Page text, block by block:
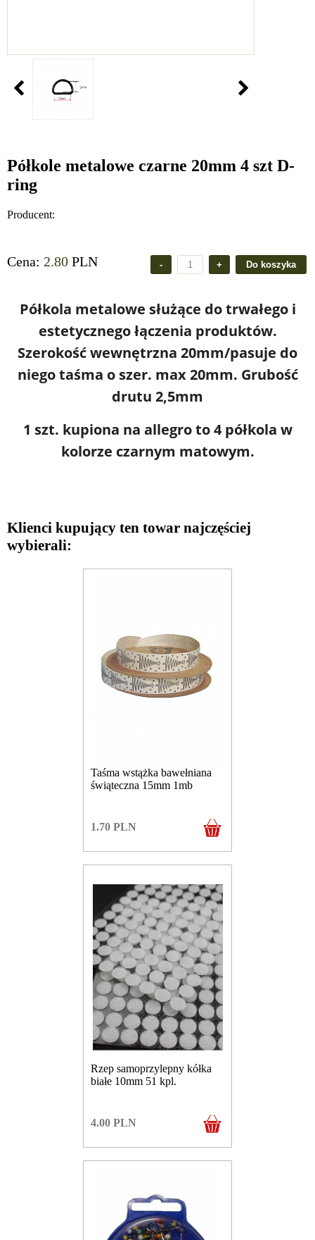
Półkole metalowe czarne 20mm 4 szt D-
ring
Producent:
Cena: 2.80 PLN
Półkola metalowe służące do trwałego i
estetycznego łączenia produktów.
Szerokość wewnętrzna 20mm/pasuje do
niego taśma o szer. max 20mm. Grubość
drutu 2,5mm
1 szt. kupiona na allegro to 4 półkola w
kolorze czarnym matowym.
Klienci kupujący ten towar najczęściej
wybierali:
Taśma wstążka bawełniana
świąteczna 15mm 1mb
1.70 PLN
Rzep samoprzylepny kółka
białe 10mm 51 kpl.
4.00 PLN